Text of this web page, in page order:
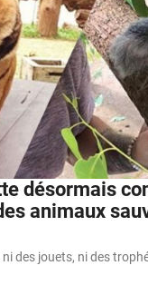
désormais
animaux
des jouets, ni des